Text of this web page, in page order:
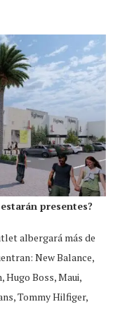
presentes?
albergará más de
New Balance,
Hugo Boss, Maui,
Tommy Hilfiger,